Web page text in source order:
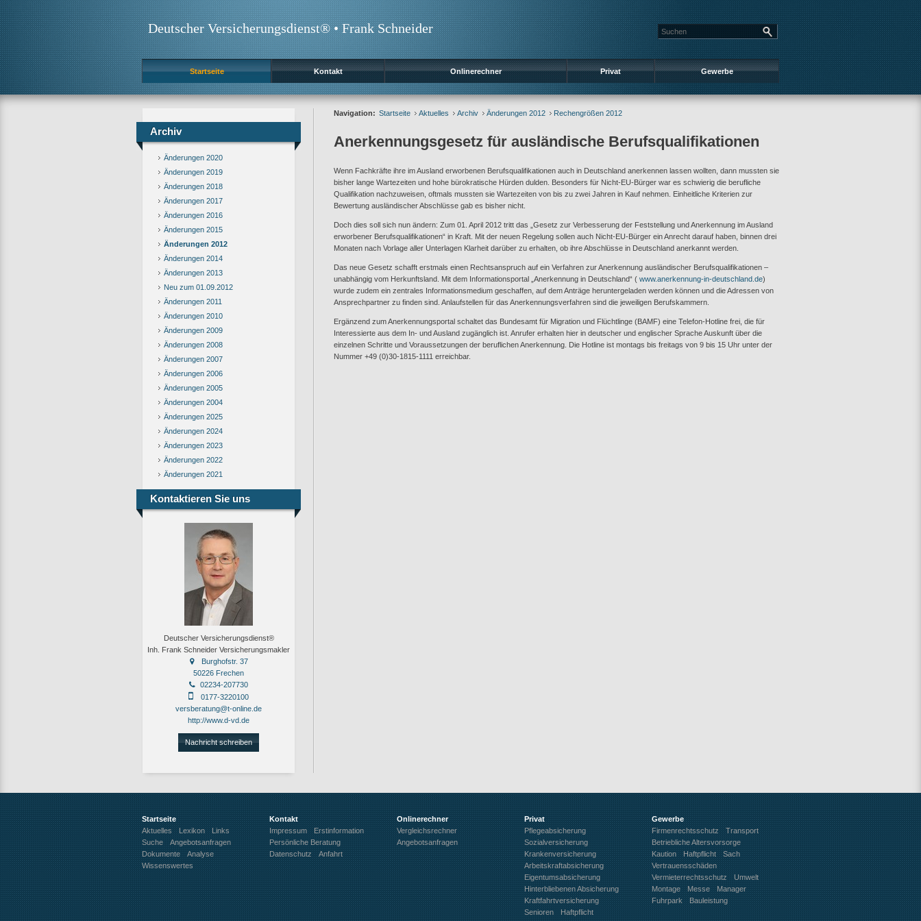
Deutscher Versicherungsdienst® • Frank Schneider
Startseite Kontakt Onlinerechner Privat Gewerbe
Archiv
Änderungen 2020
Änderungen 2019
Änderungen 2018
Änderungen 2017
Änderungen 2016
Änderungen 2015
Änderungen 2012
Änderungen 2014
Änderungen 2013
Neu zum 01.09.2012
Änderungen 2011
Änderungen 2010
Änderungen 2009
Änderungen 2008
Änderungen 2007
Änderungen 2006
Änderungen 2005
Änderungen 2004
Änderungen 2025
Änderungen 2024
Änderungen 2023
Änderungen 2022
Änderungen 2021
Kontaktieren Sie uns
Deutscher Versicherungsdienst®
Inh. Frank Schneider Versicherungsmakler
Burghofstr. 37
50226 Frechen
02234-207730
0177-3220100
versberatung@t-online.de
http://www.d-vd.de
Nachricht schreiben
Navigation: Startseite Aktuelles Archiv Änderungen 2012 Rechengrößen 2012
Anerkennungsgesetz für ausländische Berufsqualifikationen
Wenn Fachkräfte ihre im Ausland erworbenen Berufsqualifikationen auch in Deutschland anerkennen lassen wollten, dann mussten sie
bisher lange Wartezeiten und hohe bürokratische Hürden dulden. Besonders für Nicht-EU-Bürger war es schwierig die berufliche
Qualifikation nachzuweisen, oftmals mussten sie Wartezeiten von bis zu zwei Jahren in Kauf nehmen. Einheitliche Kriterien zur
Bewertung ausländischer Abschlüsse gab es bisher nicht.
Doch dies soll sich nun ändern: Zum 01. April 2012 tritt das „Gesetz zur Verbesserung der Feststellung und Anerkennung im Ausland
erworbener Berufsqualifikationen“ in Kraft. Mit der neuen Regelung sollen auch Nicht-EU-Bürger ein Anrecht darauf haben, binnen drei
Monaten nach Vorlage aller Unterlagen Klarheit darüber zu erhalten, ob ihre Abschlüsse in Deutschland anerkannt werden.
Das neue Gesetz schafft erstmals einen Rechtsanspruch auf ein Verfahren zur Anerkennung ausländischer Berufsqualifikationen –
unabhängig vom Herkunftsland. Mit dem Informationsportal „Anerkennung in Deutschland“ ( www.anerkennung-in-deutschland.de)
wurde zudem ein zentrales Informationsmedium geschaffen, auf dem Anträge heruntergeladen werden können und die Adressen von
Ansprechpartner zu finden sind. Anlaufstellen für das Anerkennungsverfahren sind die jeweiligen Berufskammern.
Ergänzend zum Anerkennungsportal schaltet das Bundesamt für Migration und Flüchtlinge (BAMF) eine Telefon-Hotline frei, die für
Interessierte aus dem In- und Ausland zugänglich ist. Anrufer erhalten hier in deutscher und englischer Sprache Auskunft über die
einzelnen Schritte und Voraussetzungen der beruflichen Anerkennung. Die Hotline ist montags bis freitags von 9 bis 15 Uhr unter der
Nummer +49 (0)30-1815-1111 erreichbar.
Startseite
Aktuelles
Lexikon
Links
Suche
Angebotsanfragen
Dokumente
Analyse
Wissenswertes
Kontakt
Impressum
Erstinformation
Persönliche Beratung
Datenschutz
Anfahrt
Onlinerechner
Vergleichsrechner
Angebotsanfragen
Privat
Pflegeabsicherung
Sozialversicherung
Krankenversicherung
Arbeitskraftabsicherung
Eigentumsabsicherung
Hinterbliebenen Absicherung
Kraftfahrtversicherung
Senioren
Haftpflicht
Gewerbe
Firmenrechtsschutz
Transport
Betriebliche Altersvorsorge
Kaution
Haftpflicht
Sach
Vertrauensschäden
Vermieterrechtsschutz
Umwelt
Montage
Messe
Manager
Fuhrpark
Bauleistung